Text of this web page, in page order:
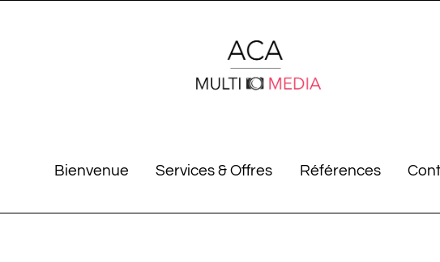
Bienvenue Services & Offres Références